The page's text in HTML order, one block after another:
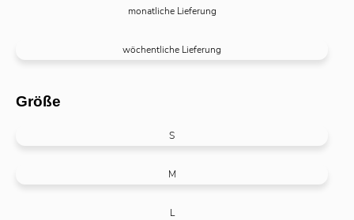
monatliche Lieferung
wöchentliche Lieferung
Größe
S
M
L